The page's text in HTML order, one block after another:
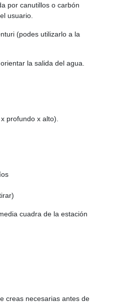
por canutillos o carbón
usuario.
(podes utilizarlo a la
la salida del agua.
profundo x alto).
cuadra de la estación
creas necesarias antes de